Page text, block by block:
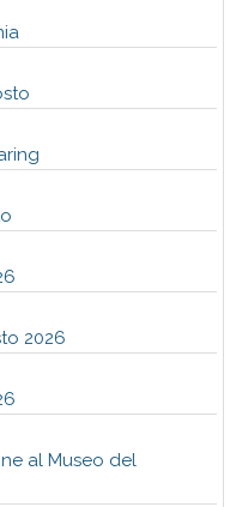
2026
al Museo del